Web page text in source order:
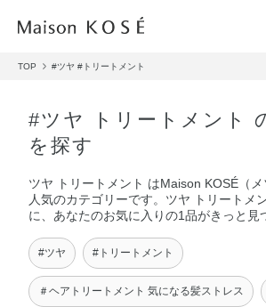
TOP #ツヤ #トリートメント
#ツヤ トリートメント
を探す
ツヤ トリートメント はMaison KOSÉ（
人気のカテゴリーです。ツヤ トリートメ
に、あなたのお気に入りの1品がきっと見
#ツヤ #トリートメント
＃ヘアトリートメント 気になる髪ストレス